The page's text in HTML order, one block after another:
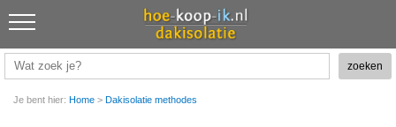
Je bent hier: Home > Dakisolatie methodes